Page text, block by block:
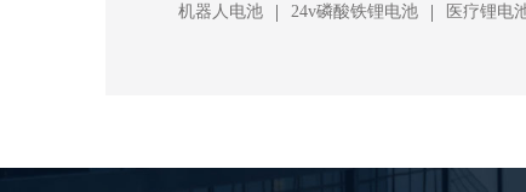
机器人电池 | 24v磷酸铁锂电池 | 医疗锂电